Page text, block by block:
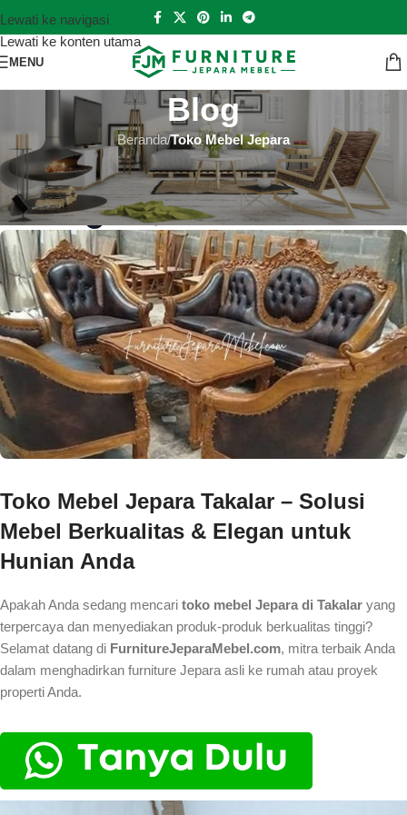
Lewati ke navigasi
Lewati ke konten utama
MENU
Blog
Beranda/Toko Mebel Jepara
TOKO MEBEL JEPARA
Toko Mebel Jepara Takalar
Hutankayu FurnitureAktif 2022-08-23
Toko Mebel Jepara Takalar – Solusi
Mebel Berkualitas & Elegan untuk
Hunian Anda
Apakah Anda sedang mencari toko mebel Jepara di Takalar yang
terpercaya dan menyediakan produk-produk berkualitas tinggi?
Selamat datang di FurnitureJeparaMebel.com, mitra terbaik Anda
dalam menghadirkan furniture Jepara asli ke rumah atau proyek
properti Anda.